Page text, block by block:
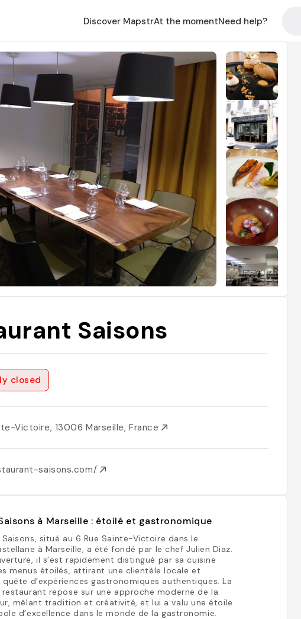
Discover MapstrAt the momentNeed help?
Saisons
closed
Victoire, 13006 Marseille, France
saisons.com/
à Marseille : étoilé et gastronomique
situé au 6 Rue Sainte-Victoire dans le
à Marseille, a été fondé par le chef Julien Diaz.
il s’est rapidement distingué par sa cuisine
menus étoilés, attirant une clientèle locale et
d’expériences gastronomiques authentiques. La
repose sur une approche moderne de la
mêlant tradition et créativité, et lui a valu une étoile
d’excellence dans le monde de la gastronomie.